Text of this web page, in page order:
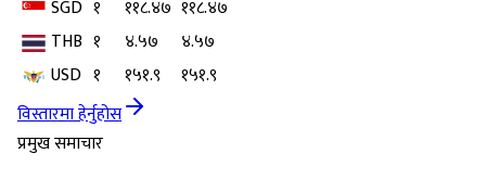
SGD १ ११८.४७ ११८.४७
THB १ ४.५७
४.५७
USD १ १५१.९
१५१.९
विस्तारमा हेर्नुहोस
प्रमुख समाचार